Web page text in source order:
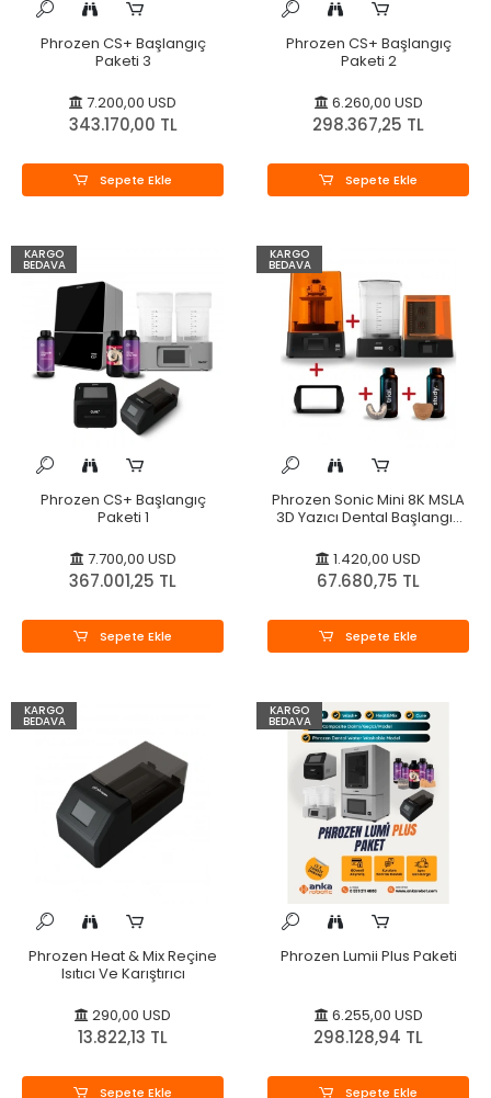
Phrozen CS+ Başlangıç
Paketi 3
7.200,00 USD
343.170,00 TL
Sepete Ekle
Phrozen CS+ Başlangıç
Paketi 2
6.260,00 USD
298.367,25 TL
Sepete Ekle
KARGO
BEDAVA
Phrozen CS+ Başlangıç
Paketi 1
7.700,00 USD
367.001,25 TL
Sepete Ekle
KARGO
BEDAVA
Phrozen Sonic Mini 8K MSLA
3D Yazıcı Dental Başlangıç
1.420,00 USD
67.680,75 TL
Sepete Ekle
KARGO
BEDAVA
Phrozen Heat & Mix Reçine
Isıtıcı Ve Karıştırıcı
290,00 USD
13.822,13 TL
Sepete Ekle
KARGO
BEDAVA
Phrozen Lumii Plus Paketi
6.255,00 USD
298.128,94 TL
Sepete Ekle